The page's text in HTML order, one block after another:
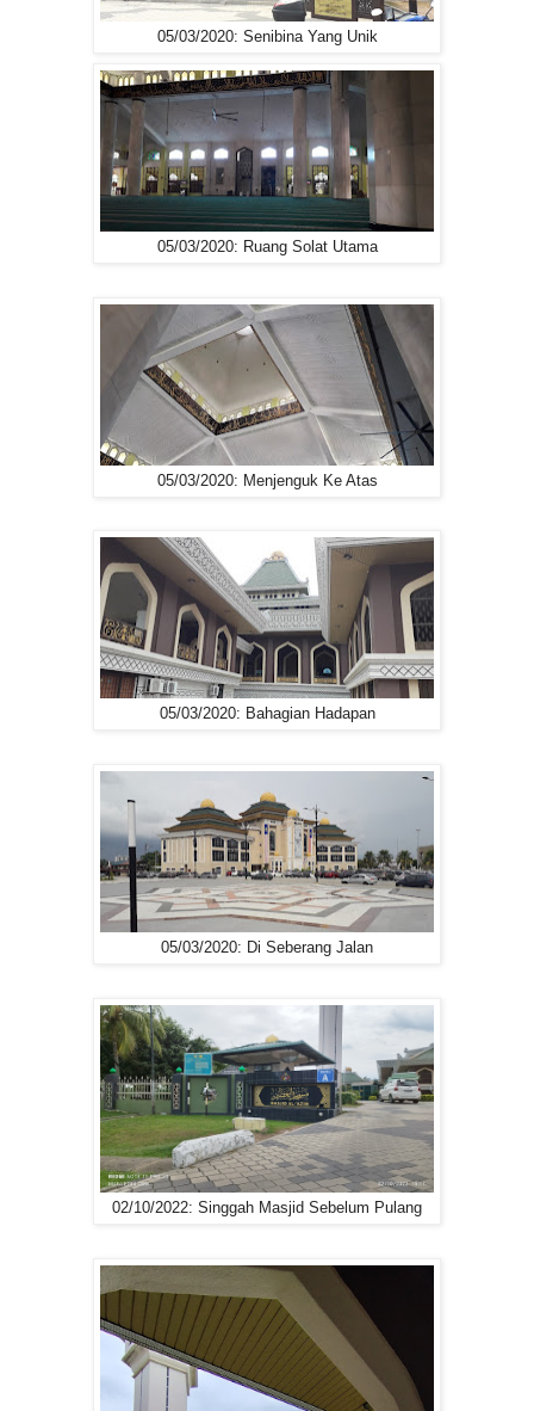
05/03/2020: Senibina Yang Unik
05/03/2020: Ruang Solat Utama
05/03/2020: Menjenguk Ke Atas
05/03/2020: Bahagian Hadapan
05/03/2020: Di Seberang Jalan
02/10/2022: Singgah Masjid Sebelum Pulang